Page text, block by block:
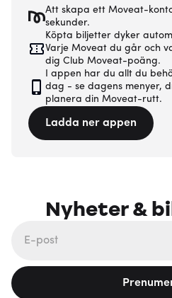
Att skapa ett Moveat-
sekunder.
Köpta biljetter dyker
Varje Moveat du går och
dig Club Moveat-poäng.
I appen har du allt du
dag - se dagens menyer,
planera din Moveat-rutt.
Ladda ner appen
Nyheter &